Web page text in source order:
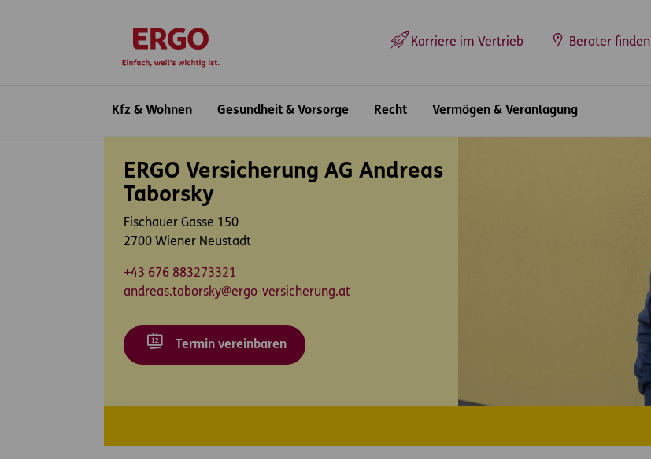
Karriere im Vertrieb Berater finden
Kfz & Wohnen
Gesundheit & Vorsorge Recht Vermögen & Veranlagung
ERGO Versicherung AG Andreas
Taborsky
Fischauer Gasse 150
2700 Wiener Neustadt
+43 676 883273321
andreas.taborsky@ergo-versicherung.at
Termin vereinbaren